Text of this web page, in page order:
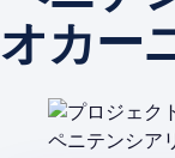
オカー